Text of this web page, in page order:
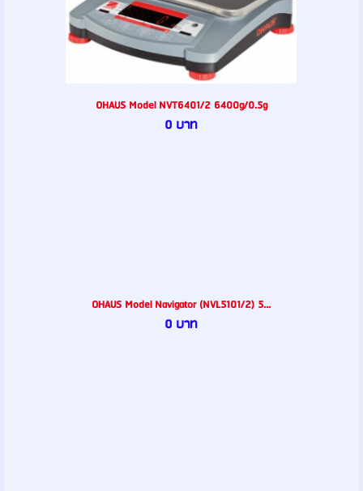
OHAUS Model NVT6401/2 6400g/0.5g
0 บาท
OHAUS Model Navigator (NVL5101/2) 5...
0 บาท